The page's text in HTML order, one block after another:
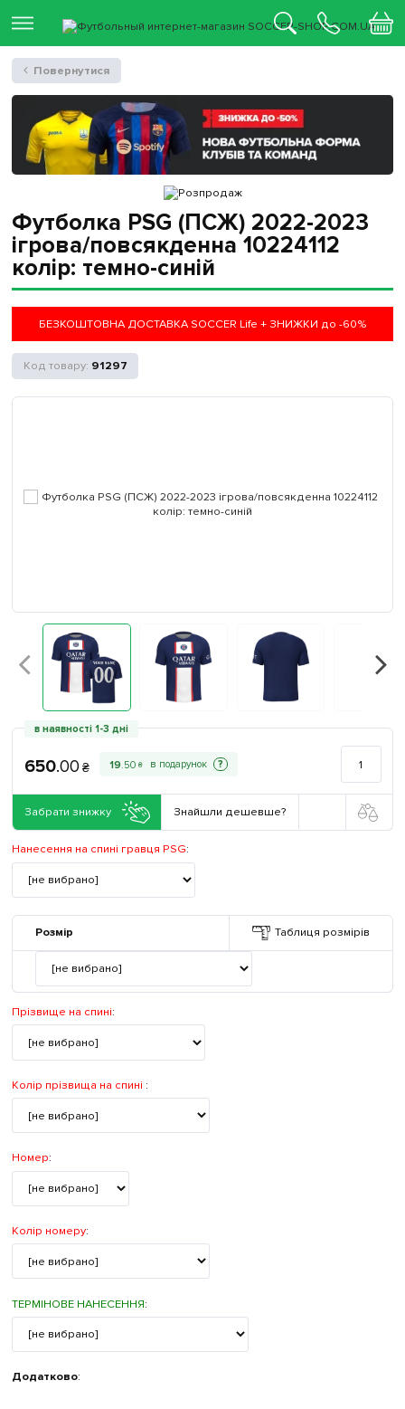
Футболка PSG (ПСЖ) 2022-2023
ігрова/повсякденна 10224112
колiр: темно-синій
БЕЗКОШТОВНА ДОСТАВКА SOCCER Life + ЗНИЖКИ до -60%
91297
в наявності 1-3 дні
650.00 ₴ 19.50 ₴ ?
Забрати знижку Знайшли дешевше?
Нанесення на спині гравця PSG:
Розмір Таблиця розмірів
Прізвище на спині:
Колір прізвища на спині :
Номер:
Колір номеру:
ТЕРМІНОВЕ НАНЕСЕННЯ:
Додатково:
Повернутися